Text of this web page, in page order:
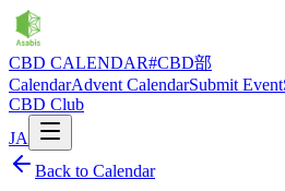
CBD CALENDAR#CBD部
CalendarAdvent CalendarSubmit Event
CBD Club
JA
Back to Calendar